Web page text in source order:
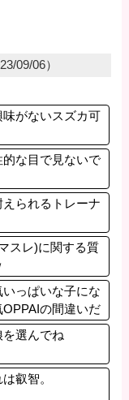
09/06）
味がないスズカ可
的な目で見ないで
えられるトレーナ
スレ)に関する質
いっぱいな子にな
の間違いだ
を選んでね
叡智。